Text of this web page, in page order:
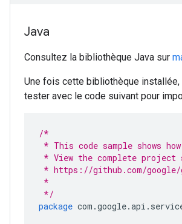
Java
Consultez la bibliothèque Java sur
Une fois cette bibliothèque
tester avec le code suivant pour
/*
* This code sample shows
* View the complete project
* https://github.com/
*
*/
package com .google.api .